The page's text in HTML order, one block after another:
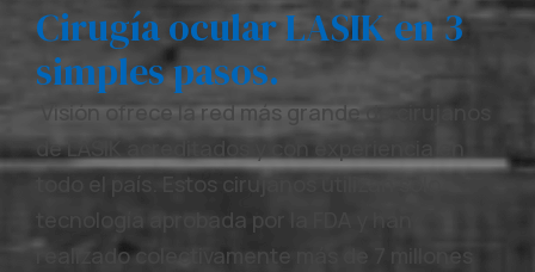
Cirugía ocular LASIK en 3
simples pasos.
Visión ofrece la red más grande de cirujanos
de LASIK acreditados y con experiencia en
todo el país. Estos cirujanos utilizan sólo
tecnología aprobada por la FDA y han
realizado colectivamente más de 7 millones